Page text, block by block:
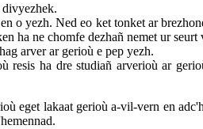
divyezhek.
o yezh. Ned eo ket tonket ar
ha ne chomfe dezhañ nemet ur seurt
arver ar gerioù e pep yezh.
resis ha dre studiañ arverioù ar
eget lakaat gerioù a-vil-vern en